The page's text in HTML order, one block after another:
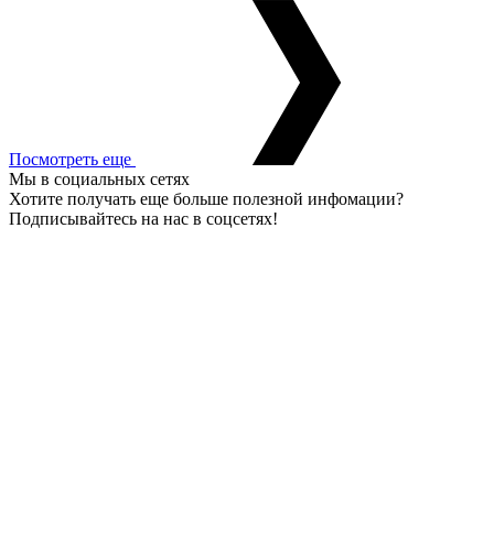
Посмотреть еще
Мы в социальных сетях
Хотите получать еще больше полезной инфомации?
Подписывайтесь на нас в соцсетях!